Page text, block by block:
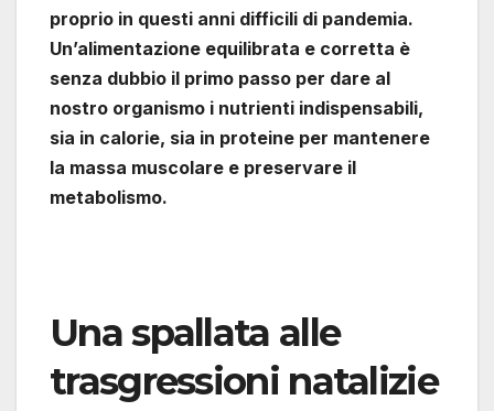
proprio in questi anni difficili di pandemia.
Un’alimentazione equilibrata e corretta è
senza dubbio il primo passo per dare al
nostro organismo i nutrienti indispensabili,
sia in calorie, sia in proteine per mantenere
la massa muscolare e preservare il
metabolismo.
Una spallata alle
trasgressioni natalizie